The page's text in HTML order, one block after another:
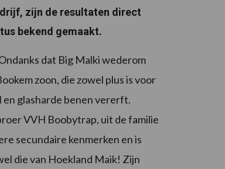
zijn de resultaten direct
bekend gemaakt.
dat Big Malki wederom
zoon, die zowel plus is voor
en glasharde benen vererft.
VVH Boobytrap, uit de familie
secundaire kenmerken en is
die van Hoekland Maik! Zijn